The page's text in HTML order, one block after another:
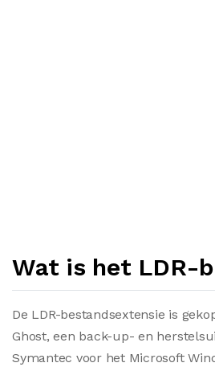
Wat is het LDR-
De LDR-bestandsextensie is
Ghost, een back-up- en
Symantec voor het Microsoft